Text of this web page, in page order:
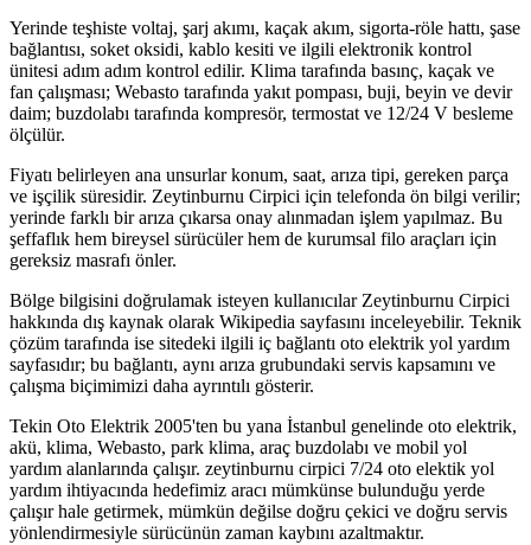
Yerinde teşhiste voltaj, şarj akımı, kaçak akım, sigorta-röle hattı, şase
bağlantısı, soket oksidi, kablo kesiti ve ilgili elektronik kontrol
ünitesi adım adım kontrol edilir. Klima tarafında basınç, kaçak ve
fan çalışması; Webasto tarafında yakıt pompası, buji, beyin ve devir
daim; buzdolabı tarafında kompresör, termostat ve 12/24 V besleme
ölçülür.
Fiyatı belirleyen ana unsurlar konum, saat, arıza tipi, gereken parça
ve işçilik süresidir. Zeytinburnu Cirpici için telefonda ön bilgi verilir;
yerinde farklı bir arıza çıkarsa onay alınmadan işlem yapılmaz. Bu
şeffaflık hem bireysel sürücüler hem de kurumsal filo araçları için
gereksiz masrafı önler.
Bölge bilgisini doğrulamak isteyen kullanıcılar Zeytinburnu Cirpici
hakkında dış kaynak olarak Wikipedia sayfasını inceleyebilir. Teknik
çözüm tarafında ise sitedeki ilgili iç bağlantı oto elektrik yol yardım
sayfasıdır; bu bağlantı, aynı arıza grubundaki servis kapsamını ve
çalışma biçimimizi daha ayrıntılı gösterir.
Tekin Oto Elektrik 2005'ten bu yana İstanbul genelinde oto elektrik,
akü, klima, Webasto, park klima, araç buzdolabı ve mobil yol
yardım alanlarında çalışır. zeytinburnu cirpici 7/24 oto elektik yol
yardım ihtiyacında hedefimiz aracı mümkünse bulunduğu yerde
çalışır hale getirmek, mümkün değilse doğru çekici ve doğru servis
yönlendirmesiyle sürücünün zaman kaybını azaltmaktır.